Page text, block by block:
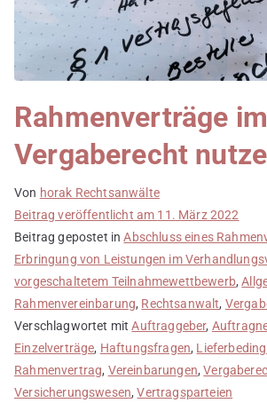
Rahmenverträge im
Vergaberecht
Von horak Rechtsanwälte
Beitrag veröffentlicht am 11. März 2022
Beitrag gepostet inAbschluss eines
Erbringung von Leistungen im
vorgeschaltetem Teilnahmewettbewerb,
Rahmenvereinbarung, Rechtsanwalt,
Verschlagwortet mitAuftraggeber,
Einzelverträge, Haftungsfragen,
Rahmenvertrag, Vereinbarungen,
Versicherungswesen,Vertragsparteien